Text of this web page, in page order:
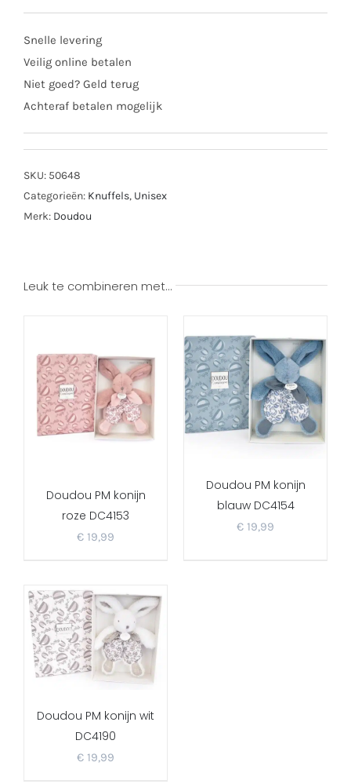
Snelle levering
Veilig online betalen
Niet goed? Geld terug
Achteraf betalen mogelijk
SKU: 50648
Categorieën: Knuffels, Unisex
Merk: Doudou
Leuk te combineren met…
Doudou PM konijn
roze DC4153
€ 19,99
Doudou PM konijn
blauw DC4154
€ 19,99
Doudou PM konijn wit
DC4190
€ 19,99